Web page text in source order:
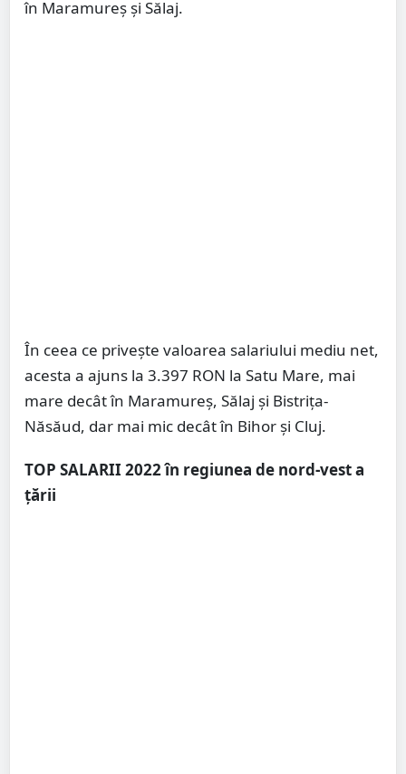
în Maramureș și Sălaj.
În ceea ce privește valoarea salariului mediu net,
acesta a ajuns la 3.397 RON la Satu Mare, mai
mare decât în Maramureș, Sălaj și Bistrița-
Năsăud, dar mai mic decât în Bihor și Cluj.
TOP SALARII 2022 în regiunea de nord-vest a
țării